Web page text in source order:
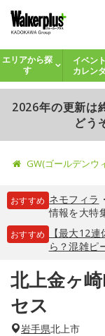
エリアから探
す
イベント
カレン
2026年の更新は
どう
GW(ゴールデンウ
おすすめ ネモフィラ ・
情報を大特
おすすめ
【最大12
ら？混雑ピ
北上金ヶ
セス
岩手県北上市